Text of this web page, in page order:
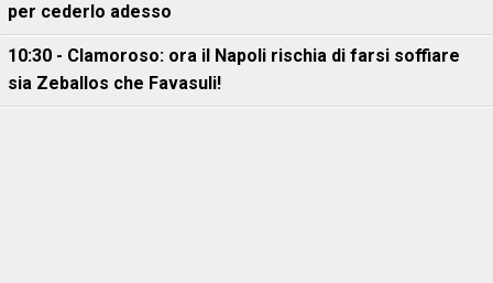
per cederlo adesso
10:30 - Clamoroso: ora il Napoli rischia di farsi soffiare
sia Zeballos che Favasuli!